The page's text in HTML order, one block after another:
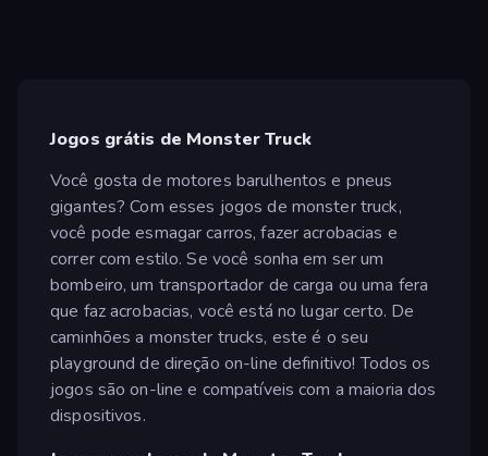
Jogos grátis de Monster Truck
Você gosta de motores barulhentos e pneus
gigantes? Com esses jogos de monster truck,
você pode esmagar carros, fazer acrobacias e
correr com estilo. Se você sonha em ser um
bombeiro, um transportador de carga ou uma fera
que faz acrobacias, você está no lugar certo. De
caminhões a monster trucks, este é o seu
playground de direção on-line definitivo! Todos os
jogos são on-line e compatíveis com a maioria dos
dispositivos.